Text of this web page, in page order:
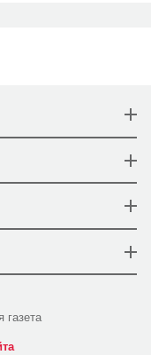
газета